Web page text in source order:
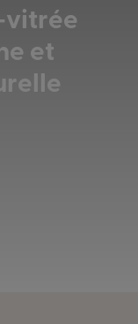
vitrée
et